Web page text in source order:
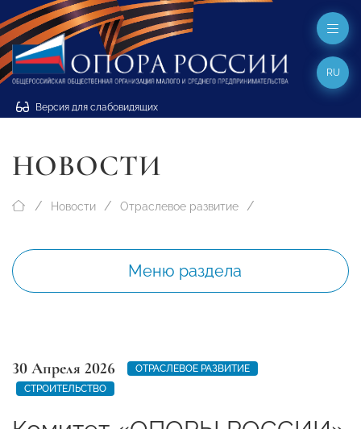
Версия для слабовидящих
RU
НОВОСТИ
Новости Отраслевое развитие
Меню раздела
30 Апреля 2026
ОТРАСЛЕВОЕ РАЗВИТИЕ
СТРОИТЕЛЬСТВО